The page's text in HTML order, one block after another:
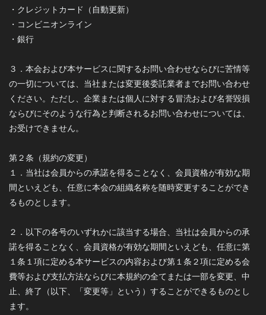
・クレジットカード（自動更新）
・コンビニオンライン
・銀行
３．本会および本サービスに関するお問い合わせならびに苦情等
の一切については、当社または変更後委託業者までお問い合わせ
ください。ただし、企業または個人に対する冒涜および名誉毀損
ならびにそのような行為と判断されるお問い合わせについては、
お受けできません。
第２条（規約の変更）
１．当社は会員からの承諾を得ることなく、会員資格が有効な期
間といえども、任意に本会の組織名称を随時変更することができ
るものとします。
２．以下の各号のいずれかに該当する場合、当社は会員からの承
諾を得ることなく、会員資格が有効な期間といえども、任意に第
１条１項に定める本サービスの内容および第１条２項に定める会
費等および支払方法ならびに本規約の全てまたは一部を変更、中
止、終了（以下、「変更等」という）することができるものとし
ます。